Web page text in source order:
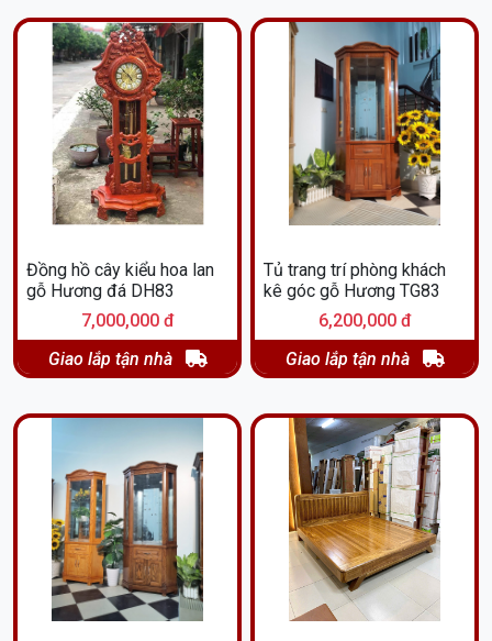
Đồng hồ cây kiểu hoa lan
gỗ Hương đá DH83
7,000,000 đ
Giao lắp tận nhà
Tủ trang trí phòng khách
kê góc gỗ Hương TG83
6,200,000 đ
Giao lắp tận nhà